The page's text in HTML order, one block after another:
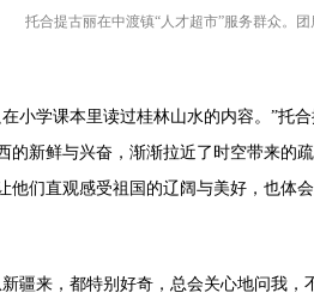
托合提古丽在中渡镇“人才超市”服务群众。团
小学课本里读过桂林山水的内容。”托
的新鲜与兴奋，渐渐拉近了时空带来的
他们直观感受祖国的辽阔与美好，也体
疆来，都特别好奇，总会关心地问我，